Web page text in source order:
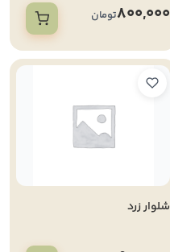
800,000تومان
شلوار زرد